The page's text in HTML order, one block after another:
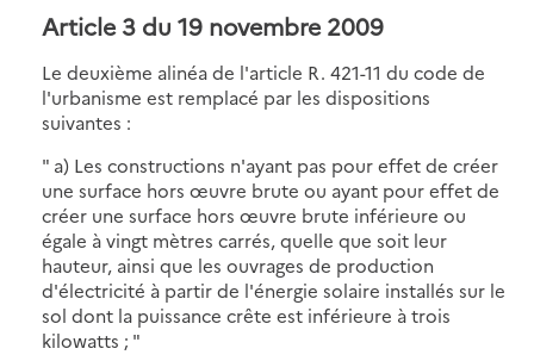
Article 3 du 19 novembre 2009
Le deuxième alinéa de l'article R. 421-11 du code de
l'urbanisme est remplacé par les dispositions
suivantes :
" a) Les constructions n'ayant pas pour effet de créer
une surface hors œuvre brute ou ayant pour effet de
créer une surface hors œuvre brute inférieure ou
égale à vingt mètres carrés, quelle que soit leur
hauteur, ainsi que les ouvrages de production
d'électricité à partir de l'énergie solaire installés sur le
sol dont la puissance crête est inférieure à trois
kilowatts ; "